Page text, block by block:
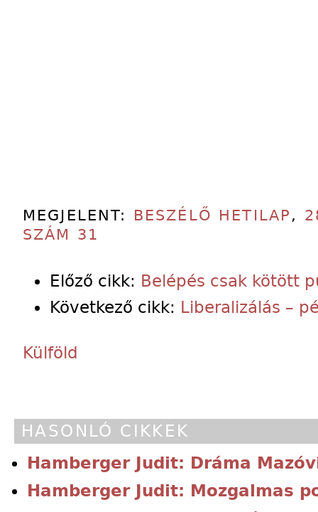
MEGJELENT: BESZÉLŐ HETILAP ,
SZÁM 31
Előző cikk: Belépés csak kötött
Következő cikk: Liberalizálás –
Külföld
HASONLÓ CIKKEK
Hamberger Judit: Dráma
Hamberger Judit: Mozgalmas